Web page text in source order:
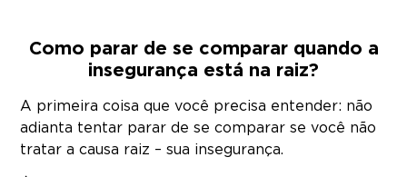
Como parar de se comparar quando a
insegurança está na raiz?
A primeira coisa que você precisa entender: não
adianta tentar parar de se comparar se você não
tratar a causa raiz – sua insegurança.